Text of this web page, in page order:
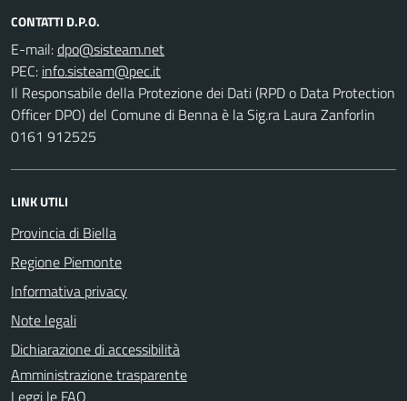
CONTATTI D.P.O.
E-mail:
PEC:
Il Responsabile della Protezione dei Dati (RPD o Data Protection
Officer DPO) del Comune di Benna è la Sig.ra Laura Zanforlin
0161 912525
LINK UTILI
Provincia di Biella
Regione Piemonte
Informativa privacy
Note legali
Dichiarazione di accessibilità
Amministrazione trasparente
Leggi le FAQ